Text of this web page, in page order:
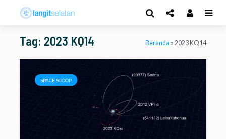
Tag: 2023 KQ14 Beranda » 2023 KQ14
SPACE SCOOP